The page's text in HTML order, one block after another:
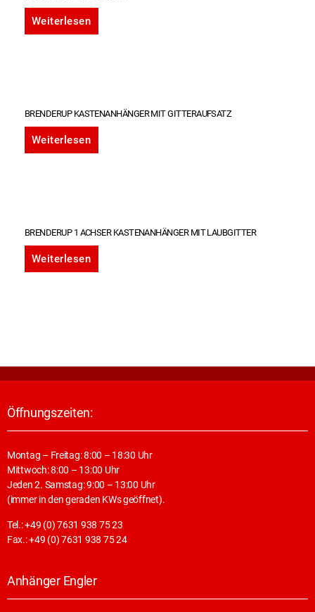
Weiterlesen
BRENDERUP KASTENANHÄNGER MIT GITTERAUFSATZ
Weiterlesen
BRENDERUP 1 ACHSER KASTENANHÄNGER MIT LAUBGITTER
Weiterlesen
Öffnungszeiten:
Montag – Freitag: 8:00 – 18:30 Uhr
Mittwoch: 8:00 – 13:00 Uhr
Jeden 2. Samstag: 9:00 – 13:00 Uhr
(immer in den geraden KWs geöffnet).
Tel.: +49 (0) 7631 938 75 23
Fax.: +49 (0) 7631 938 75 24
Anhänger Engler